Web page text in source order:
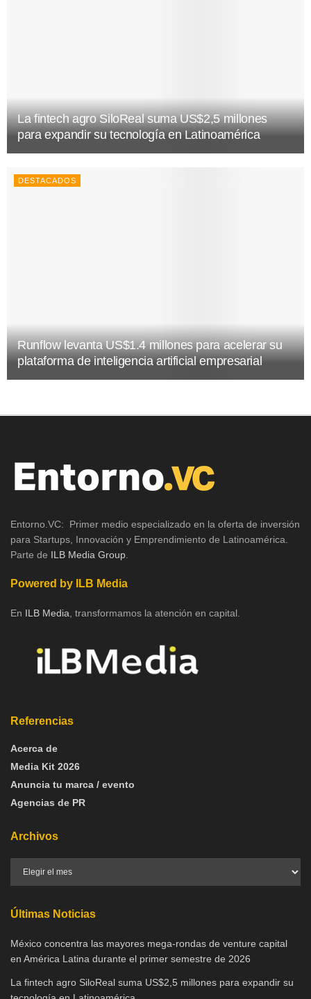
La fintech agro SiloReal suma US$2,5 millones
para expandir su tecnología en Latinoamérica
DESTACADOS
Runflow levanta US$1.4 millones para acelerar su
plataforma de inteligencia artificial empresarial
Entorno.VC: Primer medio especializado en la oferta de inversión
para Startups, Innovación y Emprendimiento de Latinoamérica.
Parte de ILB Media Group
Powered by ILB Media
En ILB Media , transformamos la atención en capital.
Referencias
Acerca de
Media Kit 2026
Anuncia tu marca / evento
Agencias de PR
Archivos
Últimas Noticias
México concentra las mayores mega-rondas de venture capital
en América Latina durante el primer semestre de 2026
La fintech agro SiloReal suma US$2,5 millones para expandir su